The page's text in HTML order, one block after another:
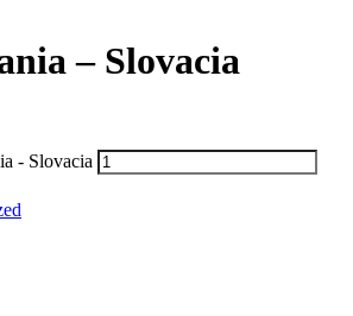
– Slovacia
- Slovacia